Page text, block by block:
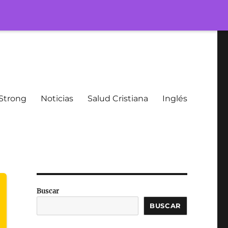
Noticias Salud Cristiana Inglés
Buscar
BUSCAR